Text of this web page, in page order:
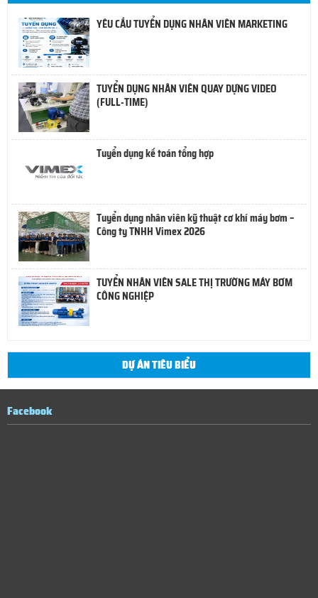
YÊU CẦU TUYỂN DỤNG NHÂN VIÊN MARKETING
TUYỂN DỤNG NHÂN VIÊN QUAY DỰNG VIDEO
(FULL-TIME)
Tuyển dụng kế toán tổng hợp
Tuyển dụng nhân viên kỹ thuật cơ khí máy bơm –
Công ty TNHH Vimex 2026
TUYỂN NHÂN VIÊN SALE THỊ TRƯỜNG MÁY BƠM
CÔNG NGHIỆP
DỰ ÁN TIÊU BIỂU
Facebook